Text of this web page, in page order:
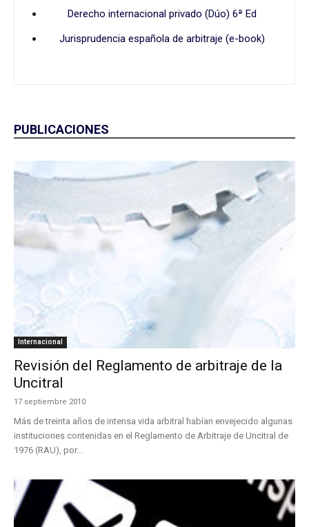
Derecho internacional privado (Dúo) 6ª Ed
Jurisprudencia española de arbitraje (e-book)
PUBLICACIONES
Internacional
Revisión del Reglamento de arbitraje de la
Uncitral
17 septiembre 2010
Más de treinta años de intensa vida arbitral habían envejecido algunas
instituciones contenidas en el Reglamento de Arbitraje de Uncitral de
1976 (RAU), por...